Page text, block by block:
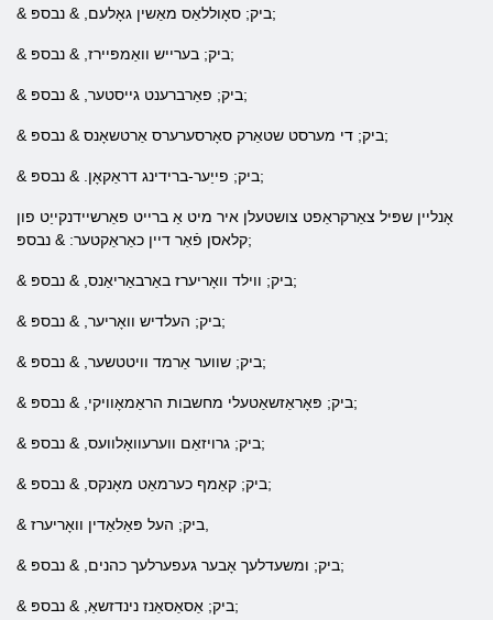
& ביק; סאָוללאַס מאַשין גאָלעם, & נבספּ;
& ביק; בערייש וואַמפּיירז, & נבספּ;
& ביק; פאַרברענט גייסטער, & נבספּ;
& ביק; די מערסט שטאַרק סאָרסערערס אַרטשאָנס & נבספּ;
& ביק; פייַער-ברידינג דראַקאָן. & נבספּ;
אָנליין שפּיל צאַרקראַפט צושטעלן איר מיט אַ ברייט פאַרשיידנקייַט פון
קלאסן פֿאַר דיין כאַראַקטער: & נבספּ;
& ביק; ווילד וואָריערז באַרבאַריאַנס, & נבספּ;
& ביק; העלדיש וואָריער, & נבספּ;
& ביק; שווער אַרמד וויטטשער, & נבספּ;
& ביק; פּאָראַזשאַטעלי מחשבות הראַמאָוויקי, & נבספּ;
& ביק; גרויזאַם ווערעוואָלוועס, & נבספּ;
& ביק; קאַמף כערמאַט מאָנקס, & נבספּ;
& ביק; ומשעדלעך אָבער געפערלעך כהנים, & נבספּ;
& ביק; אַסאַסאַנז נינדזשאַ, & נבספּ;